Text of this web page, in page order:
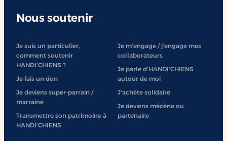
Nous soutenir
Je suis un particulier,
comment soutenir
HANDI’CHIENS ?
Je fais un don
Je deviens super-parrain /
marraine
Transmettre son patrimoine à
HANDI’CHIENS
Je m’engage / j’engage mes
collaborateurs
Je parle d’HANDI’CHIENS
autour de moi
J'achète solidaire
Je deviens mécène ou
partenaire